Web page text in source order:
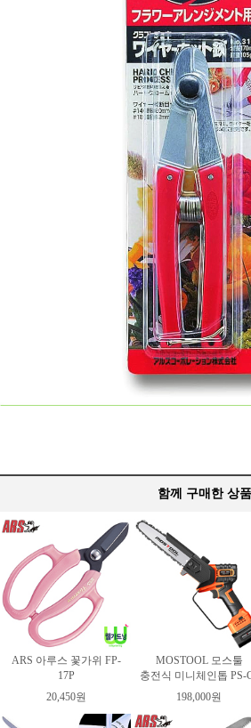
함께 구매한 상품
ARS 아루스 꽃가위 FP-
17P
20,450원
MOSTOOL 모스툴
충전식 미니체인톱 PS-
198,000원